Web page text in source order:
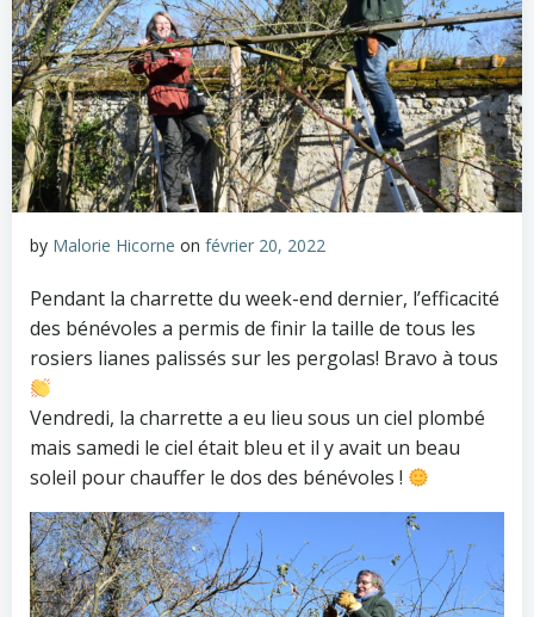
by Malorie Hicorne on février 20, 2022
Pendant la charrette du week-end dernier, l’efficacité
des bénévoles a permis de finir la taille de tous les
rosiers lianes palissés sur les pergolas! Bravo à tous
Vendredi, la charrette a eu lieu sous un ciel plombé
mais samedi le ciel était bleu et il y avait un beau
soleil pour chauffer le dos des bénévoles !